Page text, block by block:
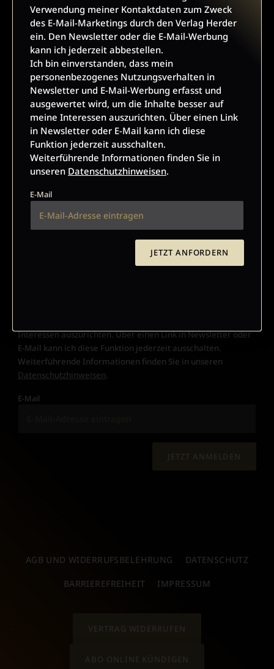
Kundenservice +49 761 2717200
kundenservice@herder.de
Abo online kündigen
Folgen Sie uns: Facebook Antike Welt
Facebook Archäologie in Deutschland
ARCHÄOLOGIE-NEWSLETTER
Ja, ich möchte den kostenlosen Newsletter der
Zeitschriften ANTIKE WELT und Archäologie in
und willige in die Verwendung
meiner Kontaktdaten zum Zweck des E-Mail-Marketings
durch den Verlag Herder ein. Den Newsletter oder die E-Mail-
Interessen auszurichten. Über einen Link in Newsletter oder
E-Mail kann ich diese Funktion jederzeit ausschalten.
Weiterführende Informationen finden Sie in unseren
Datenschutzhinweisen.
E-Mail
JETZT ANMELDEN
AGB UND WIDERRUFSBELEHRUNG DATENSCHUTZ
BARRIEREFREIHEIT IMPRESSUM
VERTRAG WIDERRUFEN
ABO ONLINE KÜNDIGEN
Verwendung meiner Kontaktdaten zum Zweck
des E-Mail-Marketings durch den Verlag Herder
ein. Den Newsletter oder die E-Mail-Werbung
kann ich jederzeit abbestellen.
Ich bin einverstanden, dass mein
personenbezogenes Nutzungsverhalten in
Newsletter und E-Mail-Werbung erfasst und
ausgewertet wird, um die Inhalte besser auf
meine Interessen auszurichten. Über einen Link
in Newsletter oder E-Mail kann ich diese
Funktion jederzeit ausschalten.
Weiterführende Informationen finden Sie in
unseren Datenschutzhinweisen.
E-Mail
JETZT ANFORDERN